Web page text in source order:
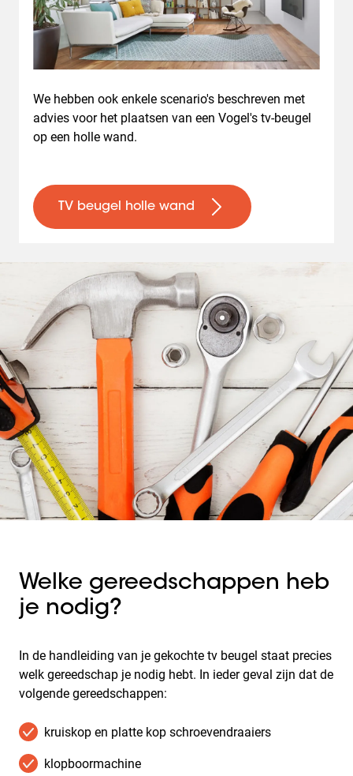
We hebben ook enkele scenario's beschreven met
advies voor het plaatsen van een Vogel's tv-beugel
op een holle wand.
TV beugel holle wand
Welke gereedschappen heb
je nodig?
In de handleiding van je gekochte tv beugel staat precies
welk gereedschap je nodig hebt. In ieder geval zijn dat de
volgende gereedschappen:
kruiskop en platte kop schroevendraaiers
klopboormachine